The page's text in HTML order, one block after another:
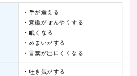
・手が震える
・意識がぼんやりする
・眠くなる
・めまいがする
・言葉が出にくくなる
・吐き気がする